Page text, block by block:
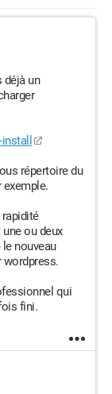
déjà un
répertoire du
rapidité
ou deux
nouveau
wordpress.
qui
fini.